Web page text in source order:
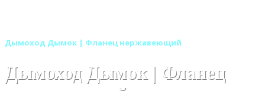
Дымоход Дымок | Фланец нержавеющий
Дымоход Дымок | Фланец